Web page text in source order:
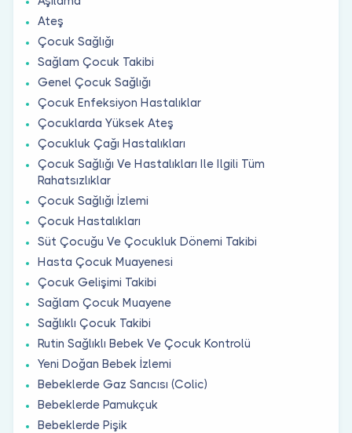
Ateş
Çocuk Sağlığı
Sağlam Çocuk Takibi
Genel Çocuk Sağlığı
Çocuk Enfeksiyon Hastalıklar
Çocuklarda Yüksek Ateş
Çocukluk Çağı Hastalıkları
Çocuk Sağlığı Ve Hastalıkları Ile Ilgili Tüm
Rahatsızlıklar
Çocuk Sağlığı İzlemi
Çocuk Hastalıkları
Süt Çocuğu Ve Çocukluk Dönemi Takibi
Hasta Çocuk Muayenesi
Çocuk Gelişimi Takibi
Sağlam Çocuk Muayene
Sağlıklı Çocuk Takibi
Rutin Sağlıklı Bebek Ve Çocuk Kontrolü
Yeni Doğan Bebek İzlemi
Bebeklerde Gaz Sancısı (Colic)
Bebeklerde Pamukçuk
Bebeklerde Pişik